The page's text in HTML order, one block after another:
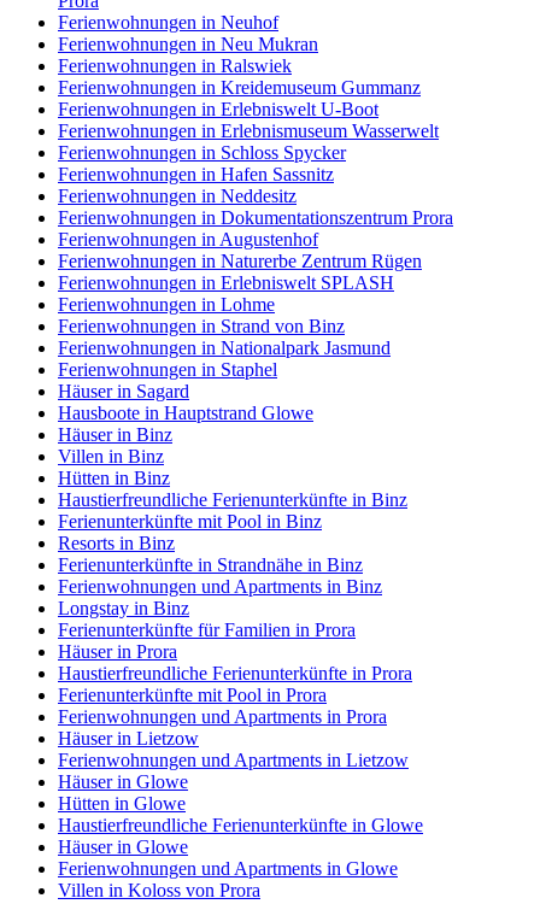
Ferienwohnungen in Neuhof
Ferienwohnungen in Neu Mukran
Ferienwohnungen in Ralswiek
Ferienwohnungen in Kreidemuseum Gummanz
Ferienwohnungen in Erlebniswelt U-Boot
Ferienwohnungen in Erlebnismuseum Wasserwelt
Ferienwohnungen in Schloss Spycker
Ferienwohnungen in Hafen Sassnitz
Ferienwohnungen in Neddesitz
Ferienwohnungen in Dokumentationszentrum Prora
Ferienwohnungen in Augustenhof
Ferienwohnungen in Naturerbe Zentrum Rügen
Ferienwohnungen in Erlebniswelt SPLASH
Ferienwohnungen in Lohme
Ferienwohnungen in Strand von Binz
Ferienwohnungen in Nationalpark Jasmund
Ferienwohnungen in Staphel
Häuser in Sagard
Hausboote in Hauptstrand Glowe
Häuser in Binz
Villen in Binz
Hütten in Binz
Haustierfreundliche Ferienunterkünfte in Binz
Ferienunterkünfte mit Pool in Binz
Resorts in Binz
Ferienunterkünfte in Strandnähe in Binz
Ferienwohnungen und Apartments in Binz
Longstay in Binz
Ferienunterkünfte für Familien in Prora
Häuser in Prora
Haustierfreundliche Ferienunterkünfte in Prora
Ferienunterkünfte mit Pool in Prora
Ferienwohnungen und Apartments in Prora
Häuser in Lietzow
Ferienwohnungen und Apartments in Lietzow
Häuser in Glowe
Hütten in Glowe
Haustierfreundliche Ferienunterkünfte in Glowe
Häuser in Glowe
Ferienwohnungen und Apartments in Glowe
Villen in Koloss von Prora